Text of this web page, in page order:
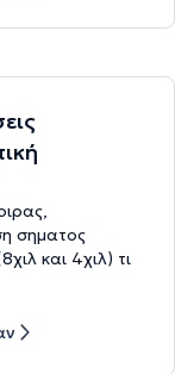
σηματος
και 4χιλ) τι